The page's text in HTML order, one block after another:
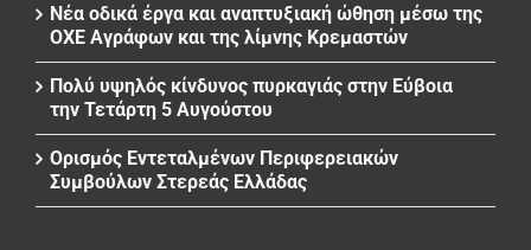
Νέα οδικά έργα και αναπτυξιακή ώθηση μέσω της
ΟΧΕ Αγράφων και της λίμνης Κρεμαστών
Πολύ υψηλός κίνδυνος πυρκαγιάς στην Εύβοια
την Τετάρτη 5 Αυγούστου
Ορισμός Εντεταλμένων Περιφερειακών
Συμβούλων Στερεάς Ελλάδας